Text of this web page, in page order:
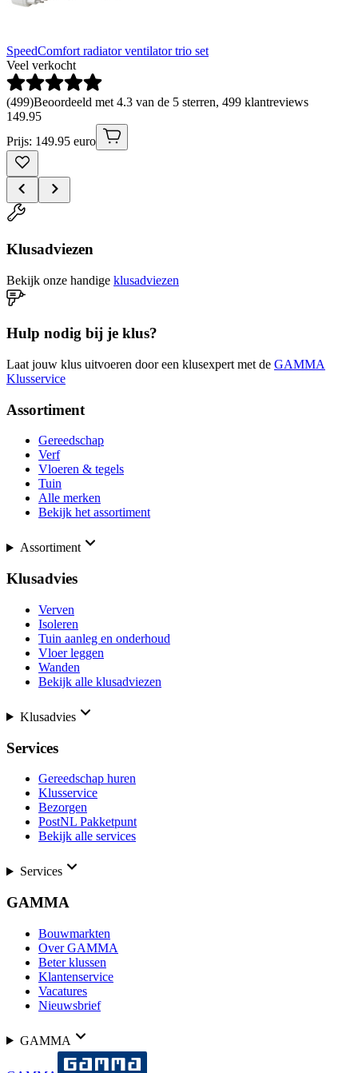
SpeedComfort radiator ventilator trio set
Veel verkocht
(499)Beoordeeld met 4.3 van de 5 sterren, 499 klantreviews
149.95
Prijs: 149.95 euro
Klusadviezen
Bekijk onze handige klusadviezen
Hulp nodig bij je klus?
Laat jouw klus uitvoeren door een klusexpert met de GAMMA
Klusservice
Assortiment
Gereedschap
Verf
Vloeren & tegels
Tuin
Alle merken
Bekijk het assortiment
Assortiment
Klusadvies
Verven
Isoleren
Tuin aanleg en onderhoud
Vloer leggen
Wanden
Bekijk alle klusadviezen
Klusadvies
Services
Gereedschap huren
Klusservice
Bezorgen
PostNL Pakketpunt
Bekijk alle services
Services
GAMMA
Bouwmarkten
Over GAMMA
Beter klussen
Klantenservice
Vacatures
Nieuwsbrief
GAMMA